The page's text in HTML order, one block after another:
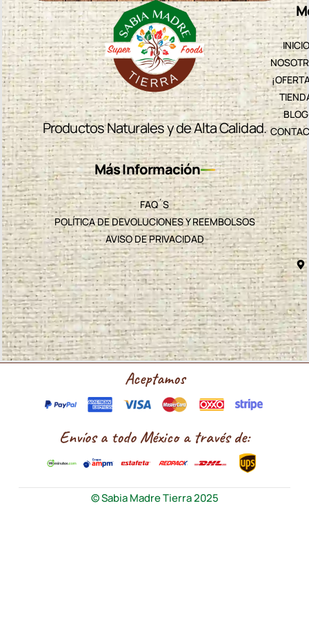
Productos Naturales y de Alta Calidad.
INICIO
BLOG
Más Información
FAQ´S
POLÍTICA DE DEVOLUCIONES Y REEMBOLSOS
AVISO DE PRIVACIDAD
Aceptamos
Envíos a todo México a través de:
© Sabia Madre Tierra 2025